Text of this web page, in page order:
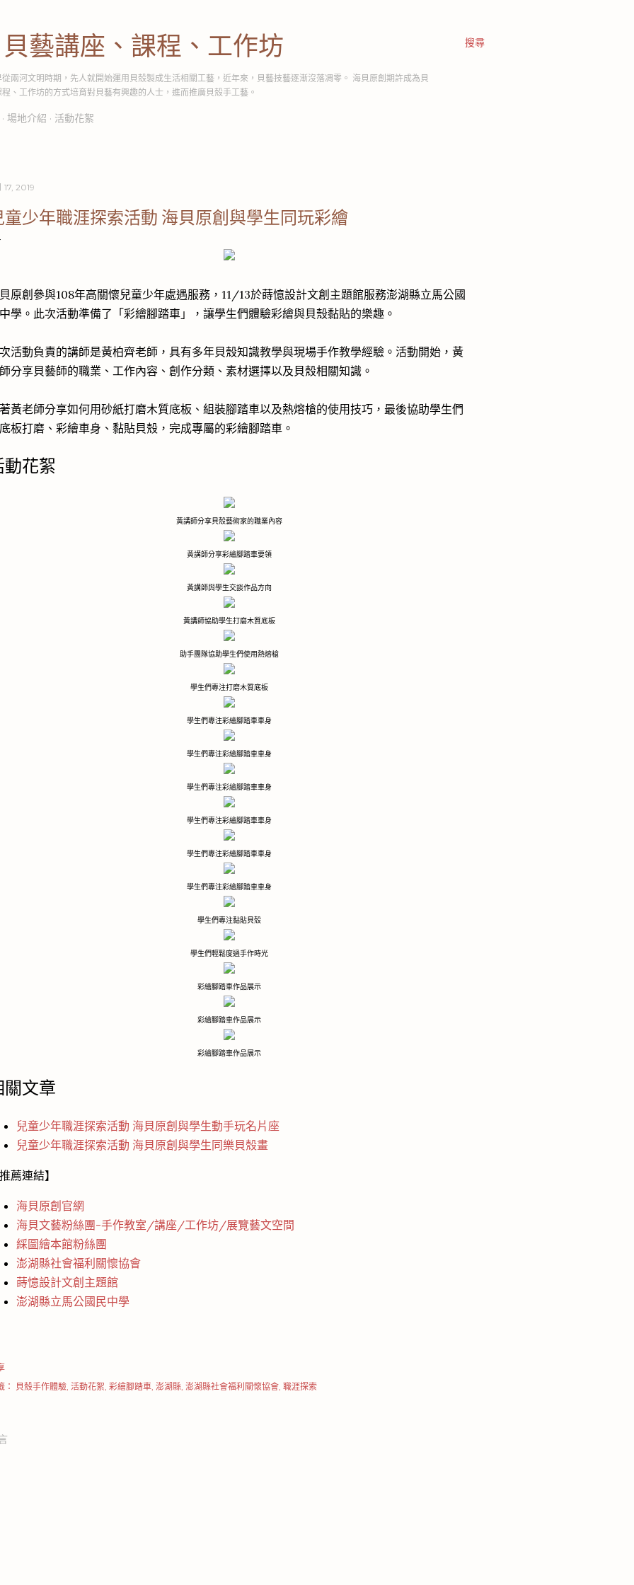
搜尋
藝講座、課程、工作坊
兩河文明時期，先人就開始運用貝殼製成生活相關工藝，近年來，貝藝技藝逐漸沒落凋零。 海貝原創期許成為貝
、工作坊的方式培育對貝藝有興趣的人士，進而推廣貝殼手工藝。
場地介紹 活動花絮
17, 2019
童少年職涯探索活動 海貝原創與學生同玩彩繪
原創參與108年高關懷兒童少年處遇服務，11/13於蒔憶設計文創主題館服務澎湖縣立馬公國
學。此次活動準備了「彩繪腳踏車」，讓學生們體驗彩繪與貝殼黏貼的樂趣。
活動負責的講師是黃柏齊老師，具有多年貝殼知識教學與現場手作教學經驗。活動開始，黃
分享貝藝師的職業、工作內容、創作分類、素材選擇以及貝殼相關知識。
黃老師分享如何用砂紙打磨木質底板、組裝腳踏車以及熱熔槍的使用技巧，最後協助學生們
板打磨、彩繪車身、黏貼貝殼，完成專屬的彩繪腳踏車。
動花絮
黃講師分享貝殼藝術家的職業內容
黃講師分享彩繪腳踏車要領
黃講師與學生交談作品方向
黃講師協助學生打磨木質底板
助手團隊協助學生們使用熱熔槍
學生們專注打磨木質底板
學生們專注彩繪腳踏車車身
學生們專注彩繪腳踏車車身
學生們專注彩繪腳踏車車身
學生們專注彩繪腳踏車車身
學生們專注彩繪腳踏車車身
學生們專注彩繪腳踏車車身
學生們專注黏貼貝殼
學生們輕鬆度過手作時光
彩繪腳踏車作品展示
彩繪腳踏車作品展示
彩繪腳踏車作品展示
關文章
兒童少年職涯探索活動 海貝原創與學生動手玩名片座
兒童少年職涯探索活動 海貝原創與學生同樂貝殼畫
薦連結】
海貝原創官網
海貝文藝粉絲團-手作教室/講座/工作坊/展覽藝文空間
綵圖繪本館粉絲團
澎湖縣社會福利關懷協會
蒔憶設計文創主題館
澎湖縣立馬公國民中學
：
貝殼手作體驗 活動花絮 彩繪腳踏車 澎湖縣 澎湖縣社會福利關懷協會 職涯探索